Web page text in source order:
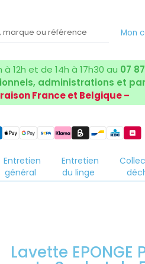
Mon
12h et de 14h à 17h30 au 07
administrations et
France et Belgique –
Entretien
général
Entretien
du linge
Lavette EPONGE